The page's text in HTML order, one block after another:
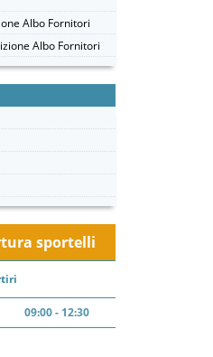
Albo Fornitori
Albo Fornitori
sportelli
09:00 - 12:30